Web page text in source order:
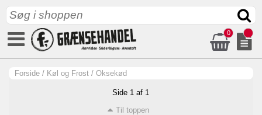
0
Forside / Køl og Frost / Oksekød
Side 1 af 1
Til toppen